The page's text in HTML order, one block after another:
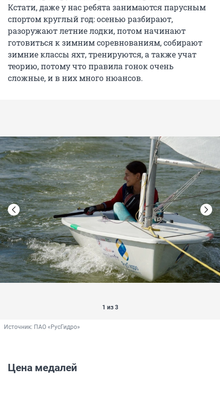
Кстати, даже у нас ребята занимаются парусным
спортом круглый год: осенью разбирают,
разоружают летние лодки, потом начинают
готовиться к зимним соревнованиям, собирают
зимние классы яхт, тренируются, а также учат
теорию, потому что правила гонок очень
сложные, и в них много нюансов.
1 из 3
Источник: ПАО «РусГидро»
Цена медалей